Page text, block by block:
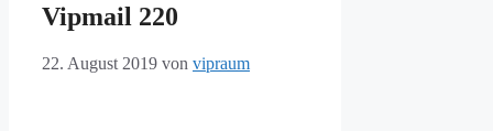
Vipmail 220
22. August 2019 von vipraum